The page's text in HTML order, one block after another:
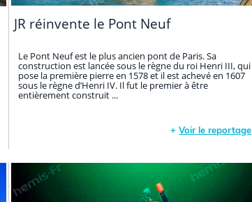
JR réinvente le Pont Neuf
Le Pont Neuf est le plus ancien pont de Paris. Sa
construction est lancée sous le règne du roi Henri III, qui
pose la première pierre en 1578 et il est achevé en 1607
sous le règne d’Henri IV. Il fut le premier à être
entièrement construit ...
+Voir le reportage